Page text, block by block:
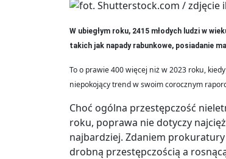
W ubiegłym roku, 2415 młodych ludzi w
takich jak napady rabunkowe, posiadanie
To o prawie 400 więcej niż w 2023 roku,
niepokojący trend w swoim corocznym
Choć ogólna przestępczość
roku, poprawa nie dotyczy
najbardziej. Zdaniem
drobną przestępczością a